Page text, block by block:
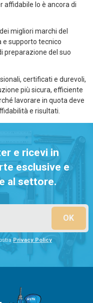
lo è ancora di
migliori marchi del
supporto tecnico
preparazione del suo
certificati e durevoli,
più sicura, efficiente
lavorare in quota deve
e risultati.
e ricevi in
esclusive e
al settore.
Privacy Policy